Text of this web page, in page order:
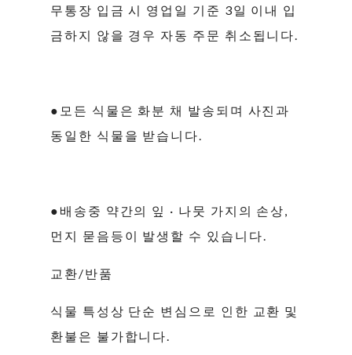
무통장 입금 시 영업일 기준 3일 이내 입
금하지 않을 경우 자동 주문 취소됩니다.
●모든 식물은 화분 채 발송되며 사진과
동일한 식물을 받습니다.
●배송중 약간의 잎 · 나뭇 가지의 손상,
먼지 묻음등이 발생할 수 있습니다.
교환/반품
식물 특성상 단순 변심으로 인한 교환 및
환불은 불가합니다.